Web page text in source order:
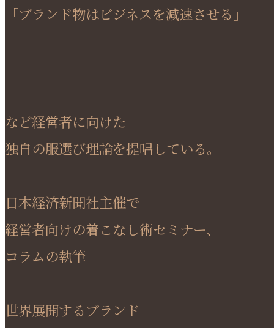
「ブランド物はビジネスを減速させる」
など経営者に向けた
独自の服選び理論を提唱している。
日本経済新聞社主催で
経営者向けの着こなし術セミナー、
コラムの執筆
世界展開するブランド